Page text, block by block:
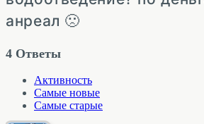
анреал 🙁
4 Ответы
Активность
Самые новые
Самые старые